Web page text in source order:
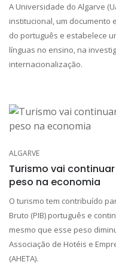
A Universidade do Algarve
institucional, um documento
do português e estabelece
línguas no ensino, na
internacionalização.
ALGARVE
Turismo vai
peso na economia
O turismo tem contribuído
Bruto (PIB) português e
mesmo que esse peso
Associação de Hotéis e
(AHETA).